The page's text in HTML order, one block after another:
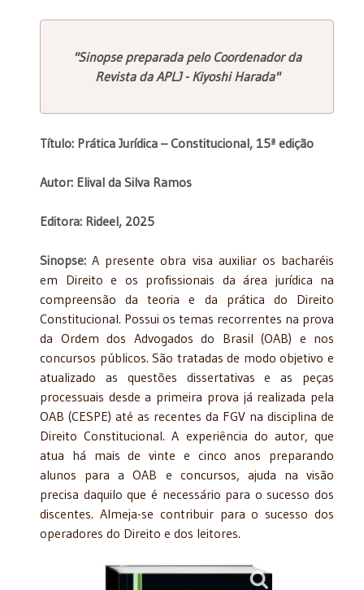
"Sinopse preparada pelo Coordenador da
Revista da APLJ - Kiyoshi Harada"
Título: Prática Jurídica – Constitucional, 15ª edição
Autor: Elival da Silva Ramos
Editora: Rideel, 2025
Sinopse:A presente obra visa auxiliar os bacharéis
em Direito e os profissionais da área jurídica na
compreensão da teoria e da prática do Direito
Constitucional. Possui os temas recorrentes na prova
da Ordem dos Advogados do Brasil (OAB) e nos
concursos públicos. São tratadas de modo objetivo e
atualizado as questões dissertativas e as peças
processuais desde a primeira prova já realizada pela
OAB (CESPE) até as recentes da FGV na disciplina de
Direito Constitucional. A experiência do autor, que
atua há mais de vinte e cinco anos preparando
alunos para a OAB e concursos, ajuda na visão
precisa daquilo que é necessário para o sucesso dos
discentes. Almeja-se contribuir para o sucesso dos
operadores do Direito e dos leitores.